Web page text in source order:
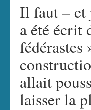
Il faut – et
a été écrit
allait
laisser la